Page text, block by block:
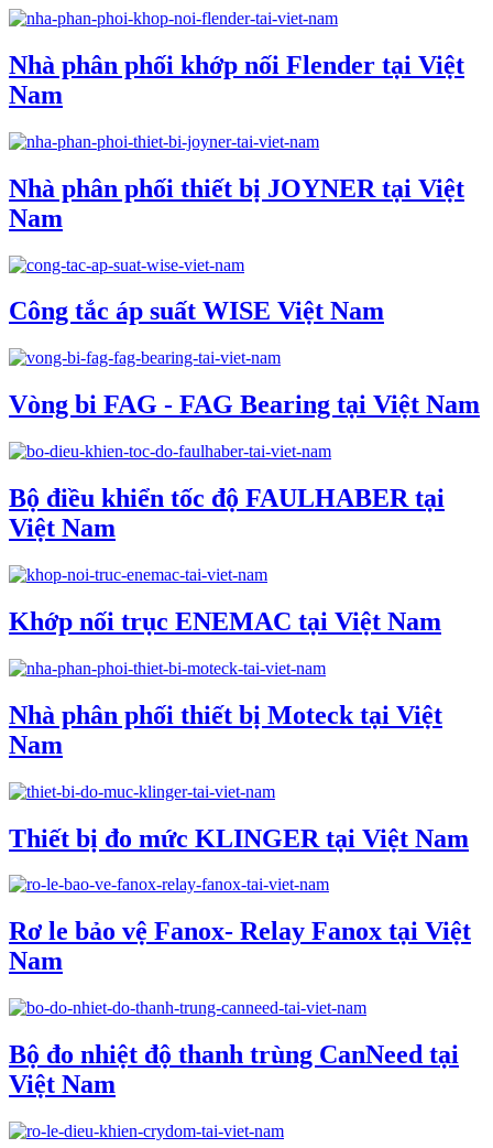
Nhà phân phối khớp nối Flender tại Việt
Nam
Nhà phân phối thiết bị JOYNER tại Việt
Nam
Công tắc áp suất WISE Việt Nam
Vòng bi FAG - FAG Bearing tại Việt Nam
Bộ điều khiển tốc độ FAULHABER tại
Việt Nam
Khớp nối trục ENEMAC tại Việt Nam
Nhà phân phối thiết bị Moteck tại Việt
Nam
Thiết bị đo mức KLINGER tại Việt Nam
Rơ le bảo vệ Fanox- Relay Fanox tại Việt
Nam
Bộ đo nhiệt độ thanh trùng CanNeed tại
Việt Nam